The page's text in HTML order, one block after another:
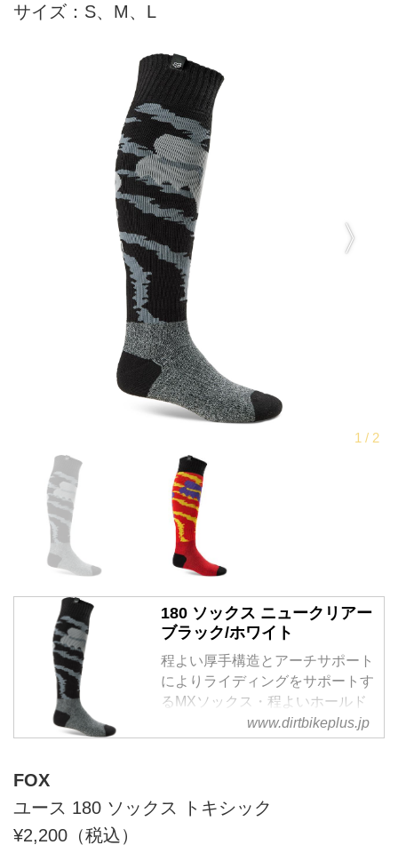
サイズ：S、M、L
180 ソックス ニュークリアー
ブラック/ホワイト
程よい厚手構造とアーチサポート
によりライディングをサポートす
るMXソックス・程よいホールド
感の厚手構造。・アーチサポート
により足への負担...
www.dirtbikeplus.jp
FOX
ユース 180 ソックス トキシック
¥2,200（税込）